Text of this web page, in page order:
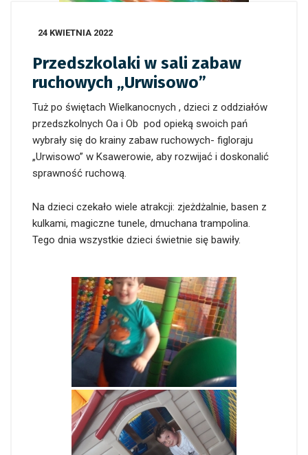
24 KWIETNIA 2022
Przedszkolaki w sali zabaw
ruchowych „Urwisowo”
Tuż po świętach Wielkanocnych , dzieci z oddziałów
przedszkolnych Oa i Ob pod opieką swoich pań
wybrały się do krainy zabaw ruchowych- figloraju
„Urwisowo” w Ksawerowie, aby rozwijać i doskonalić
sprawność ruchową.
Na dzieci czekało wiele atrakcji: zjeżdżalnie, basen z
kulkami, magiczne tunele, dmuchana trampolina.
Tego dnia wszystkie dzieci świetnie się bawiły.